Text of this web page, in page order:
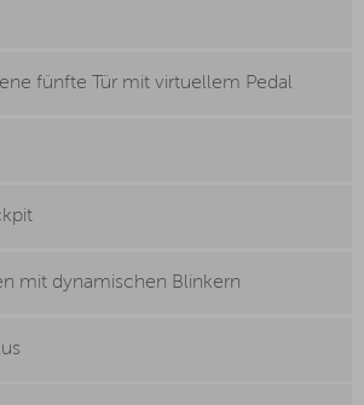
fünfte Tür mit virtuellem Pedal
mit dynamischen Blinkern